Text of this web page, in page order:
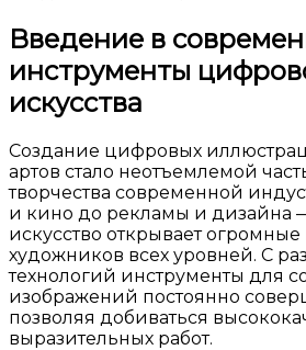
Введение в
инструменты
искусства
Создание цифровых
артов стало неотъемлемой
творчества современной
и кино до рекламы и дизайна
искусство открывает
художников всех уровней. С
технологий инструменты для
изображений постоянно
позволяя добиваться
выразительных работ.